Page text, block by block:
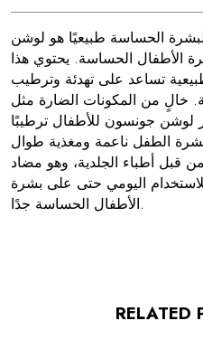
الحساسة طبيعيًا هو لوشن
الحساسة. يحتوي هذا
تساعد على تهدئة وترطيب
خالٍ من المكونات الضارة مثل
لوشن جونسون للأطفال ترطيبًا
الطفل ناعمة ومغذية طوال
قبل أطباء الجلدية، وهو مضاد
اليومي حتى على بشرة
الأطفال الحساسة جدًا.
RELATED